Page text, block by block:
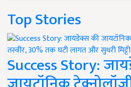
Top Stories
Success Story: